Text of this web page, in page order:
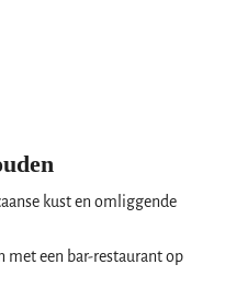
kust en omliggende
met een bar-restaurant op